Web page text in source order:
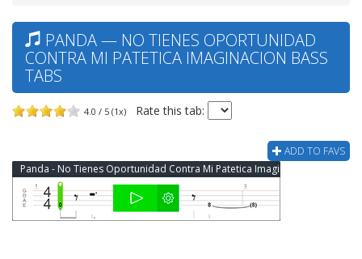
PANDA — NO TIENES OPORTUNIDAD
CONTRA MI PATETICA IMAGINACION BASS
TABS
4.0 / 5 (1x) Rate this tab:
ADD TO FAVS